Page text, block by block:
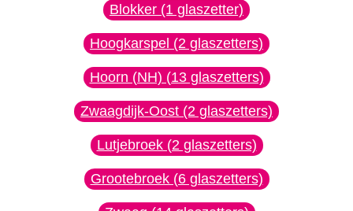
Blokker (1 glaszetter)
Hoogkarspel (2 glaszetters)
Hoorn (NH) (13 glaszetters)
Zwaagdijk-Oost (2 glaszetters)
Lutjebroek (2 glaszetters)
Grootebroek (6 glaszetters)